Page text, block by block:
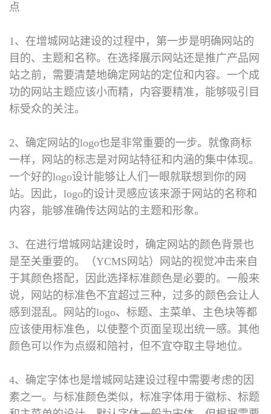
点
1、在增城网站建设的过程中，第一步是明确网站的
目的、主题和名称。在选择展示网站还是推广产品网
站之前，需要清楚地确定网站的定位和内容。一个成
功的网站主题应该小而精，内容要精准，能够吸引目
标受众的关注。
2、确定网站的logo也是非常重要的一步。就像商标
一样，网站的标志是对网站特征和内涵的集中体现。
一个好的logo设计能够让人们一眼就联想到你的网
站。因此，logo的设计灵感应该来源于网站的名称和
内容，能够准确传达网站的主题和形象。
3、在进行增城网站建设时，确定网站的颜色背景也
是至关重要的。（YCMS网站）网站的视觉冲击来自
于其颜色搭配，因此选择标准颜色是必要的。一般来
说，网站的标准色不宜超过三种，过多的颜色会让人
感到混乱。网站的logo、标题、主菜单、主色块等都
应该使用标准色，以使整个页面呈现出统一感。其他
颜色可以作为点缀和陪衬，但不宜夺取主导地位。
4、确定字体也是增城网站建设过程中需要考虑的因
素之一。与标准颜色类似，标准字体用于徽标、标题